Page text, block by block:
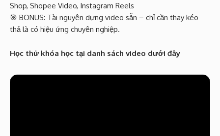
Shop, Shopee Video, Instagram Reels
🎯 BONUS: Tài nguyên dựng video sẵn – chỉ cần thay kéo
thả là có hiệu ứng chuyên nghiệp.
Học thử khóa học tại danh sách video dưới đây